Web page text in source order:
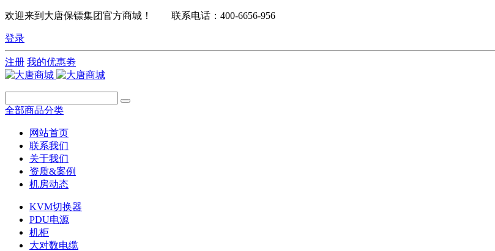
欢迎来到大唐保镖集团官方商城！ 联系电话：400-6656-956
登录
注册 我的优惠劵
全部商品分类
网站首页
联系我们
关于我们
资质&案例
机房动态
KVM切换器
PDU电源
机柜
大对数电缆